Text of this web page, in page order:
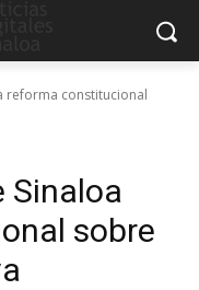
reforma constitucional
Sinaloa
sobre